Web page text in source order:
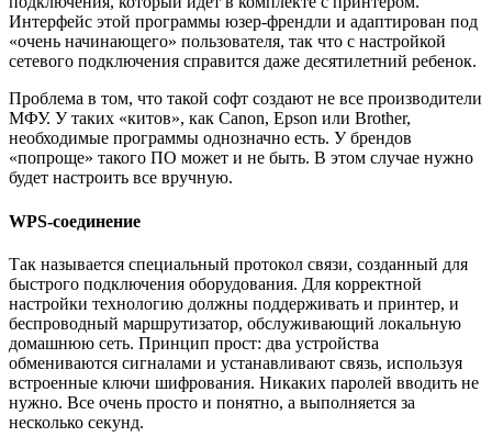
Интерфейс этой программы юзер-френдли и адаптирован под
«очень начинающего» пользователя, так что с настройкой
сетевого подключения справится даже десятилетний ребенок.
Проблема в том, что такой софт создают не все производители
МФУ. У таких «китов», как Canon, Epson или Brother,
необходимые программы однозначно есть. У брендов
«попроще» такого ПО может и не быть. В этом случае нужно
будет настроить все вручную.
WPS-соединение
Так называется специальный протокол связи, созданный для
быстрого подключения оборудования. Для корректной
настройки технологию должны поддерживать и принтер, и
беспроводный маршрутизатор, обслуживающий локальную
домашнюю сеть. Принцип прост: два устройства
обмениваются сигналами и устанавливают связь, используя
встроенные ключи шифрования. Никаких паролей вводить не
нужно. Все очень просто и понятно, а выполняется за
несколько секунд.